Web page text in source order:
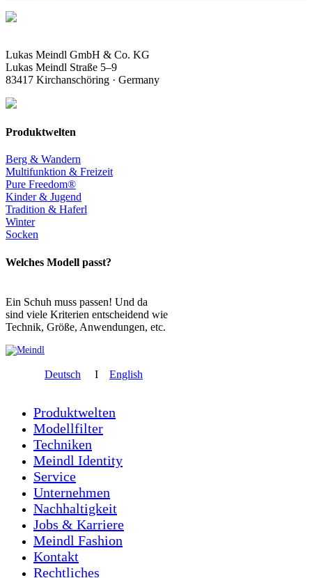
Lukas Meindl GmbH & Co. KG
Lukas Meindl Straße 5–9
83417 Kirchanschöring · Germany
Produktwelten
Berg & Wandern
Multifunktion & Freizeit
Pure Freedom®
Kinder & Jugend
Tradition & Haferl
Winter
Socken
Welches Modell passt?
Ein Schuh muss passen! Und da
sind viele Kriterien entscheidend wie
Technik, Größe, Anwendungen, etc.
Deutsch I English
Produktwelten
Modellfilter
Techniken
Meindl Identity
Service
Unternehmen
Nachhaltigkeit
Jobs & Karriere
Meindl Fashion
Kontakt
Rechtliches